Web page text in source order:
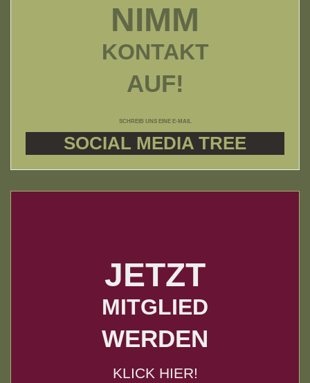
NIMM
KONTAKT
AUF!
SCHREIB UNS EINE E-MAIL
SOCIAL MEDIA TREE
JETZT
MITGLIED
WERDEN
KLICK HIER!